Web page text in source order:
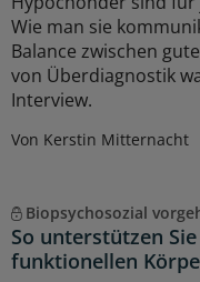
Wie man sie
Balance zwischen
von Überdiagnostik
Interview.
Von Kerstin Mitternacht
Biopsychosozial
So unterstützen
funktionellen